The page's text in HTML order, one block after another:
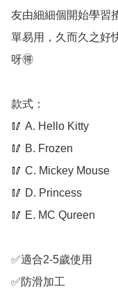
友由細細個開始學習
單易用，久而久之好
呀🉐️
款式：
🥢 A. Hello Kitty
🥢 B. Frozen
🥢 C. Mickey Mouse
🥢 D. Princess
🥢 E. MC Qureen
✅適合2-5歲使用
✅防滑加工